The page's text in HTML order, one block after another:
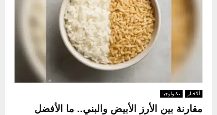
ألأخبار تكنولوجيا
مقارنة بين الأرز الأبيض والبني.. ما الأفضل